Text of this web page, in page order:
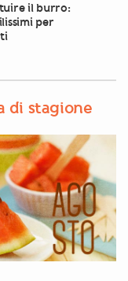
il burro:
per
di stagione